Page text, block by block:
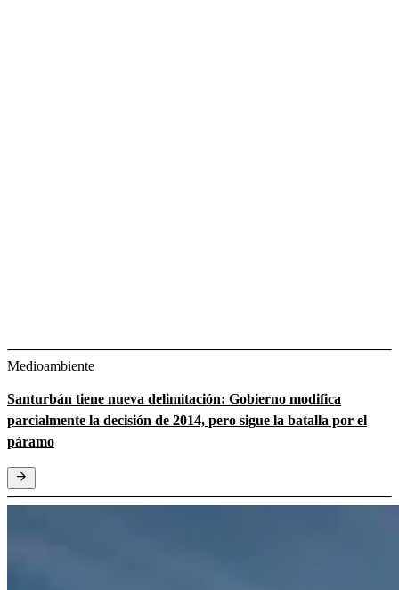
Medioambiente
Santurbán tiene nueva delimitación: Gobierno modifica
parcialmente la decisión de 2014, pero sigue la batalla por el
páramo